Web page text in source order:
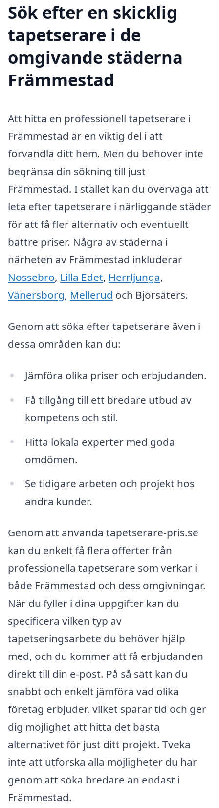
Sök efter en skicklig
tapetserare i de
omgivande städerna
Främmestad
Att hitta en professionell tapetserare i
Främmestad är en viktig del i att
förvandla ditt hem. Men du behöver inte
begränsa din sökning till just
Främmestad. I stället kan du överväga att
leta efter tapetserare i närliggande städer
för att få fler alternativ och eventuellt
bättre priser. Några av städerna i
närheten av Främmestad inkluderar
Nossebro, Lilla Edet, Herrljunga,
Vänersborg, Mellerud och Björsäters.
Genom att söka efter tapetserare även i
dessa områden kan du:
Jämföra olika priser och erbjudanden.
Få tillgång till ett bredare utbud av
kompetens och stil.
Hitta lokala experter med goda
omdömen.
Se tidigare arbeten och projekt hos
andra kunder.
Genom att använda tapetserare-pris.se
kan du enkelt få flera offerter från
professionella tapetserare som verkar i
både Främmestad och dess omgivningar.
När du fyller i dina uppgifter kan du
specificera vilken typ av
tapetseringsarbete du behöver hjälp
med, och du kommer att få erbjudanden
direkt till din e-post. På så sätt kan du
snabbt och enkelt jämföra vad olika
företag erbjuder, vilket sparar tid och ger
dig möjlighet att hitta det bästa
alternativet för just ditt projekt. Tveka
inte att utforska alla möjligheter du har
genom att söka bredare än endast i
Främmestad.